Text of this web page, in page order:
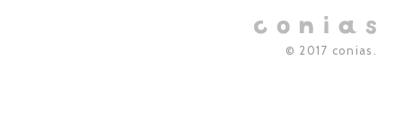
© 2017 conias.